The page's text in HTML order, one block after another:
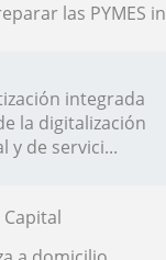
industriales y de servicios para la digitalización global?
integrada
la digitalización
y de servici...